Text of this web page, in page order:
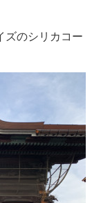
ズのシリカコー